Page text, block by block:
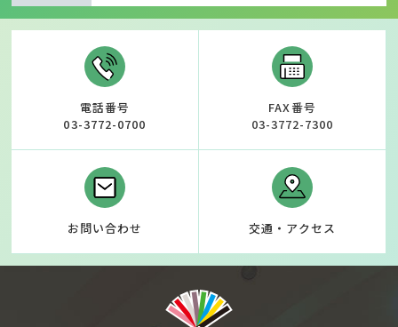
電話番号
03-3772-0700
FAX番号
03-3772-7300
お問い合わせ 交通・アクセス